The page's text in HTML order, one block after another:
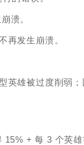
溃。
再发生崩溃。
英雄被过度削弱
+ 每 3 个英